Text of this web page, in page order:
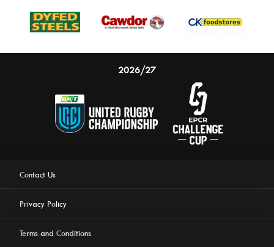
2026/27
Contact Us
Privacy Policy
Terms and Conditions